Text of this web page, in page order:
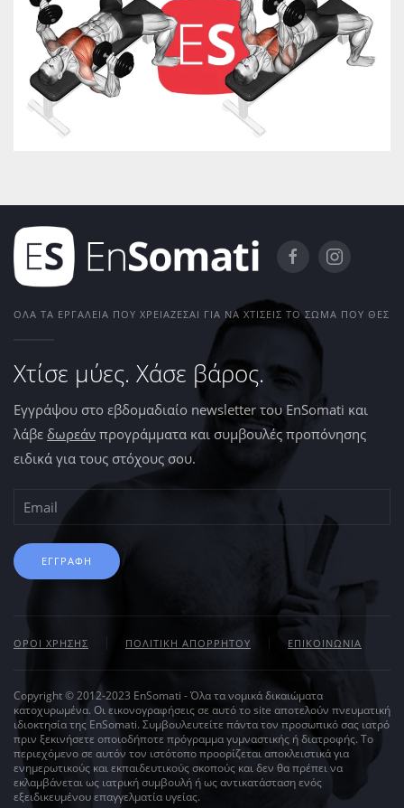
ΌΛΑ ΤΑ ΕΡΓΑΛΕΊΑ ΠΟΥ ΧΡΕΙΆΖΕΣΑΙ ΓΙΑ ΝΑ ΧΤΊΣΕΙΣ ΤΟ ΣΏΜΑ ΠΟΥ ΘΕΣ
Χτίσε μύες. Χάσε βάρος.
Εγγράψου στο εβδομαδιαίο newsletter του EnSomati και
λάβε δωρεάν προγράμματα και συμβουλές προπόνησης
ειδικά για τους στόχους σου.
ΕΓΓΡΑΦΗ
ΟΡΟΙ ΧΡΗΣΗΣ ΠΟΛΙΤΙΚΗ ΑΠΟΡΡΗΤΟΥ ΕΠΙΚΟΙΝΩΝΙΑ
Copyright © 2012-2023 EnSomati - Όλα τα νομικά δικαιώματα
κατοχυρωμένα. Οι εικονογραφήσεις σε αυτό το site αποτελούν πνευματική
ιδιοκτησία της EnSomati. Συμβουλευτείτε πάντα τον προσωπικό σας ιατρό
πριν ξεκινήσετε οποιοδήποτε πρόγραμμα γυμναστικής ή διατροφής. Το
περιεχόμενο σε αυτόν τον ιστότοπο προορίζεται αποκλειστικά για
ενημερωτικούς και εκπαιδευτικούς σκοπούς και δεν θα πρέπει να
εκλαμβάνεται ως ιατρική συμβουλή ή ως αντικατάσταση ενός
εξειδικευμένου επαγγελματία υγείας.